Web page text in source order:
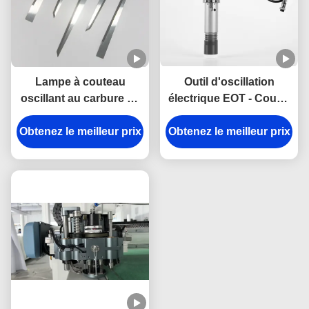
Lampe à couteau
oscillant au carbure de
tungstène pour
découpeuses
numériques CNC avec
Obtenez le meilleur prix
Outil d'oscillation
électrique EOT - Coupe
de haute précision avec
une durabilité de qualité
industrielle et une
Obtenez le meilleur prix